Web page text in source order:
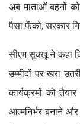
अब माताओं-बहनों
पैसा फेंको, सरकार
सीएम सुक्खू ने कहा
उम्मीदों पर खरा
कार्यक्रमों को
आत्मनिर्भर बनाने